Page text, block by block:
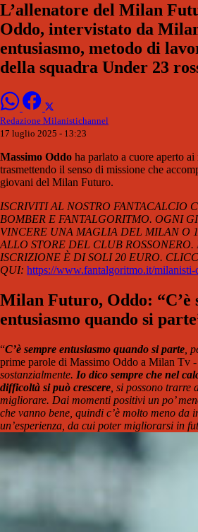
L’allenatore del Milan
Oddo, intervistato da
entusiasmo, metodo di
della squadra Under 23
Redazione Milanistichannel
17 luglio 2025 - 13:23
Massimo Oddo ha parlato a cuore aperto
trasmettendo il senso di missione che
giovani del Milan Futuro.
ISCRIVITI AL NOSTRO FANTACALCIO
BOMBER E FANTALGORITMO. OGNI
VINCERE UNA MAGLIA DEL MILAN O
ALLO STORE DEL CLUB
ISCRIZIONE È DI SOLI 20 EURO.
QUI: https://www.fantalgoritmo.it/milanisti-
Milan Futuro, Oddo: “C’è
entusiasmo quando si
“C’è sempre entusiasmo quando si parte ,
prime parole di Massimo Oddo a Milan Tv
sostanzialmente. Io dico sempre che nel
difficoltà si può crescere , si possono trarre
migliorare. Dai momenti positivi un po’
che vanno bene, quindi c’è molto meno da
un’esperienza, da cui poter migliorarsi in